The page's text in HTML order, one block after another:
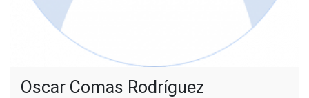
Oscar Comas Rodríguez